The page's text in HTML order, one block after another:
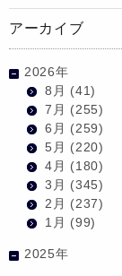
アーカイブ
2026年
8月 (41)
7月 (255)
6月 (259)
5月 (220)
4月 (180)
3月 (345)
2月 (237)
1月 (99)
2025年